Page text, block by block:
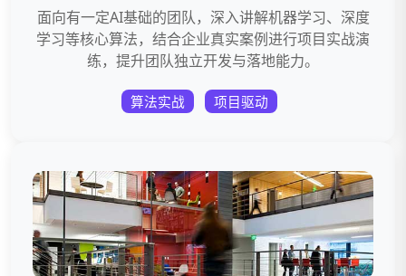
面向有一定AI基础的团队，深入讲解机器学习、深度
学习等核心算法，结合企业真实案例进行项目实战演
练，提升团队独立开发与落地能力。
算法实战 项目驱动